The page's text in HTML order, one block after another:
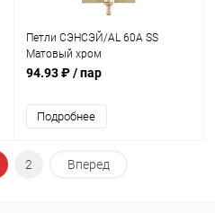
Петли СЭНСЭЙ/AL 60A SS
Матовый хром
94.93 ₽/ пар
Подробнее
2 Вперед